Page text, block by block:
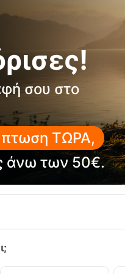
Oχτάρι Classic Descender
σου στο
ΤΩΡΑ,
άνω των 50€.